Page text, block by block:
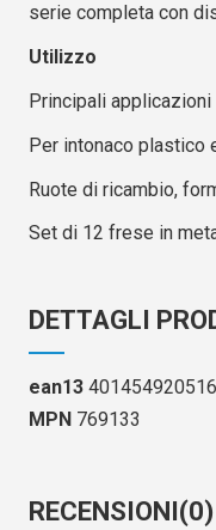
serie completa con
Utilizzo
Principali applicazioni
Per intonaco plastico
Ruote di ricambio,
Set di 12 frese in
DETTAGLI
ean13
MPN 769133
RECENSIONI(0)